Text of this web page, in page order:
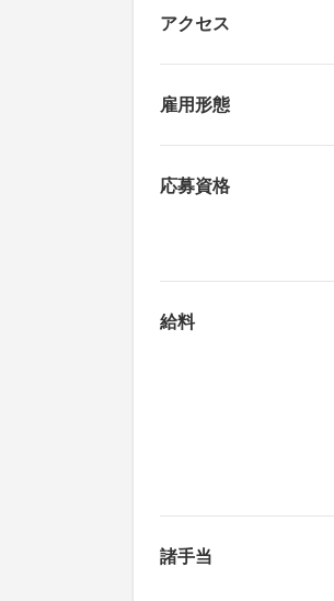
アクセス
雇用形態
応募資格
給料
諸手当